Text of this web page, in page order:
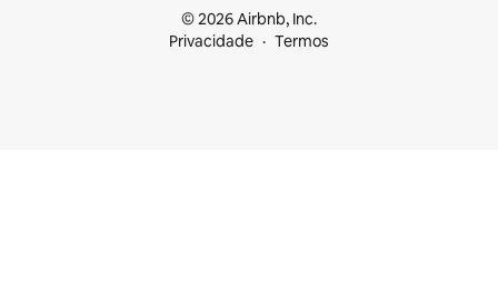
© 2026 Airbnb, Inc.
Privacidade
Termos